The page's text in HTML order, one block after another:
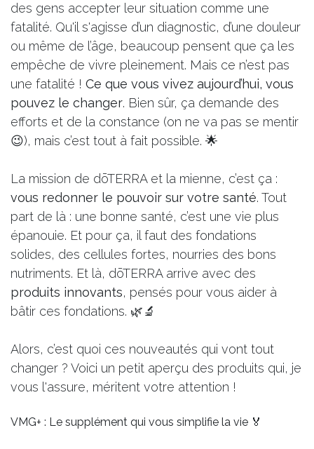
des gens accepter leur situation comme une
fatalité. Qu'il s'agisse d’un diagnostic, d’une douleur
ou même de l’âge, beaucoup pensent que ça les
empêche de vivre pleinement. Mais ce n’est pas
une fatalité ! Ce que vous vivez aujourd’hui, vous
pouvez le changer. Bien sûr, ça demande des
efforts et de la constance (on ne va pas se mentir
😉), mais c’est tout à fait possible. 🌟
La mission de dōTERRA et la mienne, c’est ça :
vous redonner le pouvoir sur votre santé. Tout
part de là : une bonne santé, c’est une vie plus
épanouie. Et pour ça, il faut des fondations
solides, des cellules fortes, nourries des bons
nutriments. Et là, dōTERRA arrive avec des
produits innovants, pensés pour vous aider à
bâtir ces fondations. 🌿🔬
Alors, c’est quoi ces nouveautés qui vont tout
changer ? Voici un petit aperçu des produits qui, je
vous l'assure, méritent votre attention !
VMG+ : Le supplément qui vous simplifie la vie 🏅